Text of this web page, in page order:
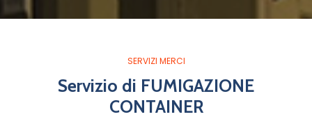
SERVIZI MERCI
Servizio di FUMIGAZIONE
CONTAINER